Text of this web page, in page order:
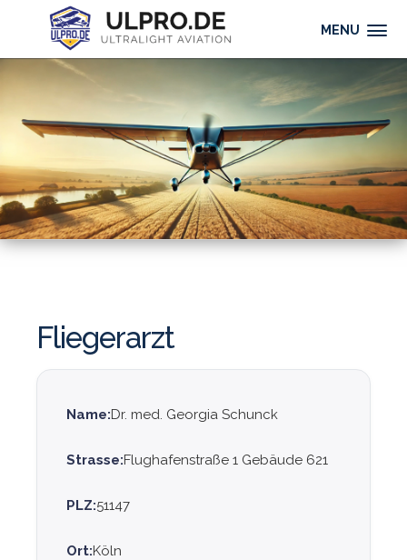
MENU
Fliegerarzt
Name:Dr. med. Georgia Schunck
Strasse:Flughafenstraße 1 Gebäude 621
PLZ:51147
Ort:Köln